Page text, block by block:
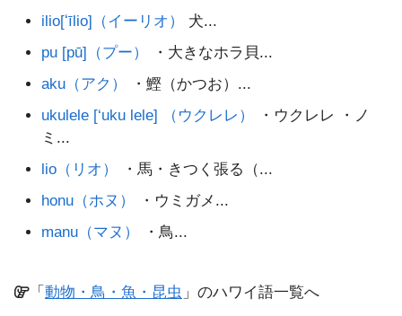
ilio[ʻīlio]（イーリオ）
犬...
pu [pū]（プー）
・大きなホラ貝...
aku（アク）
・鰹（かつお）...
ukulele [‘uku lele] （ウクレレ）
・ウクレレ ・ノ
ミ...
lio（リオ）
・馬・きつく張る（...
honu（ホヌ）
・ウミガメ...
manu（マヌ）
・鳥...
「 動物・鳥・魚・昆虫 」のハワイ語一覧へ